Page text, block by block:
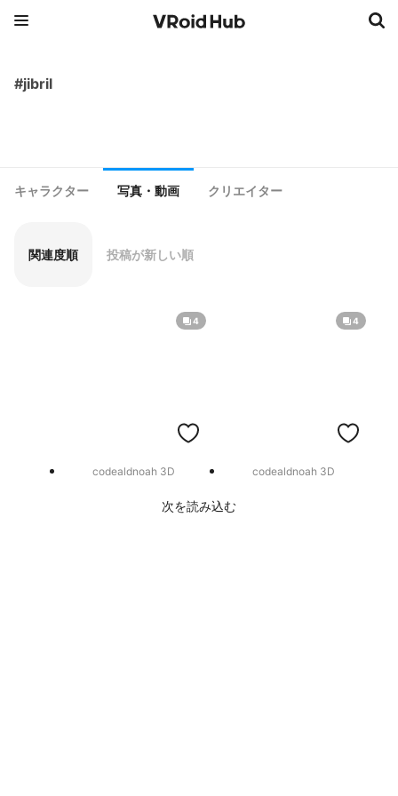
#jibril
キャラクター 写真・動画 クリエイター
関連度順 投稿が新しい順
4
codealdnoah 3D
4
codealdnoah 3D
次を読み込む